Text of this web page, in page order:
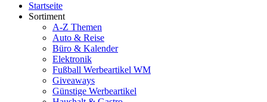
Startseite
Sortiment
A-Z Themen
Auto & Reise
Büro & Kalender
Elektronik
Fußball Werbeartikel WM
Giveaways
Günstige Werbeartikel